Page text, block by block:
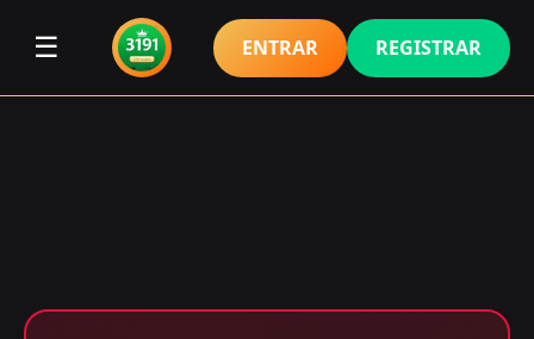
☰ ENTRAR REGISTRAR